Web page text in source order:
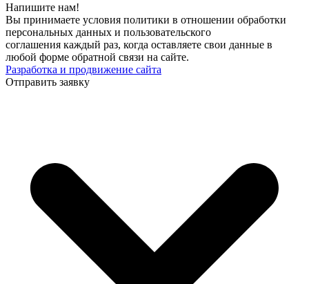
Напишите нам!
Вы принимаете условия политики в отношении обработки
персональных данных и пользовательского
соглашения каждый раз, когда оставляете свои данные в
любой форме обратной связи на сайте.
Разработка и продвижение сайта
Отправить заявку